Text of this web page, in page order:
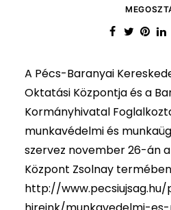
A Pécs-Baranyai
Oktatási Központja és a
Kormányhivatal
munkavédelmi és
szervez november 26-án
Központ Zsolnay
http://